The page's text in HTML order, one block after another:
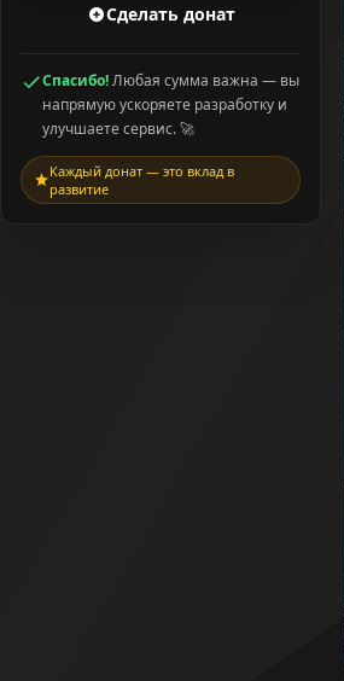
Сделать донат
Спасибо!Любая сумма важна — вы
напрямую ускоряете разработку и
улучшаете сервис. 🚀
Каждый донат — это вклад в
развитие